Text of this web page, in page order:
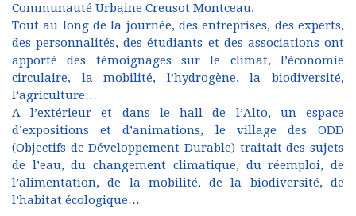
Communauté Urbaine Creusot Montceau.
Tout au long de la journée, des entreprises, des experts,
des personnalités, des étudiants et des associations ont
apporté des témoignages sur le climat, l’économie
circulaire, la mobilité, l’hydrogène, la biodiversité,
l’agriculture…
A l’extérieur et dans le hall de l’Alto, un espace
d’expositions et d’animations, le village des ODD
(Objectifs de Développement Durable) traitait des sujets
de l’eau, du changement climatique, du réemploi, de
l’alimentation, de la mobilité, de la biodiversité, de
l’habitat écologique…